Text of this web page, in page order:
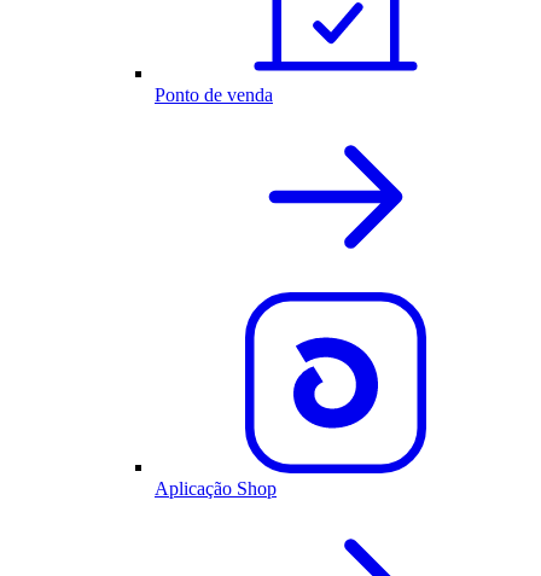
Ponto de venda
Aplicação Shop